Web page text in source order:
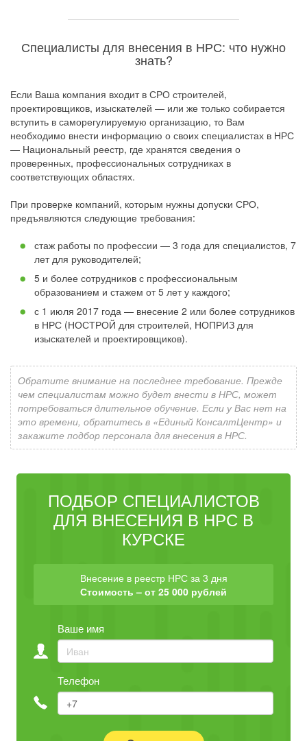
Специалисты для внесения в НРС: что нужно
знать?
Если Ваша компания входит в СРО строителей,
проектировщиков, изыскателей — или же только собирается
вступить в саморегулируемую организацию, то Вам
необходимо внести информацию о своих специалистах в НРС
— Национальный реестр, где хранятся сведения о
проверенных, профессиональных сотрудниках в
соответствующих областях.
При проверке компаний, которым нужны допуски СРО,
предъявляются следующие требования:
стаж работы по профессии — 3 года для специалистов, 7
лет для руководителей;
5 и более сотрудников с профессиональным
образованием и стажем от 5 лет у каждого;
с 1 июля 2017 года — внесение 2 или более сотрудников
в НРС (НОСТРОЙ для строителей, НОПРИЗ для
изыскателей и проектировщиков).
Обратите внимание на последнее требование. Прежде
чем специалистам можно будет внести в НРС, может
потребоваться длительное обучение. Если у Вас нет на
это времени, обратитесь в «Единый КонсалтЦентр» и
закажите подбор персонала для внесения в НРС.
ПОДБОР СПЕЦИАЛИСТОВ
ДЛЯ ВНЕСЕНИЯ В НРС В
КУРСКЕ
Внесение в реестр НРС за 3 дня
Стоимость – от 25 000 рублей
Ваше имя
Телефон